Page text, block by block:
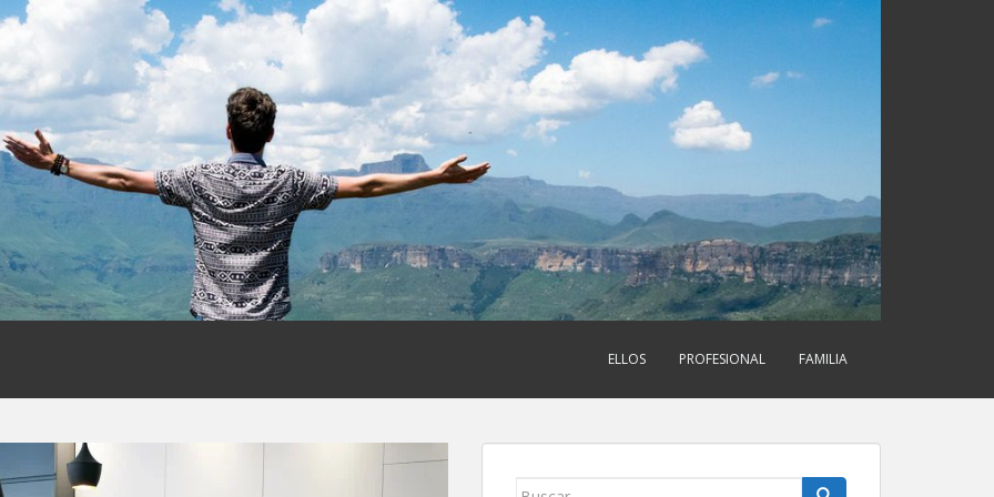
ELLOS PROFESIONAL FAMILIA
Buscar: